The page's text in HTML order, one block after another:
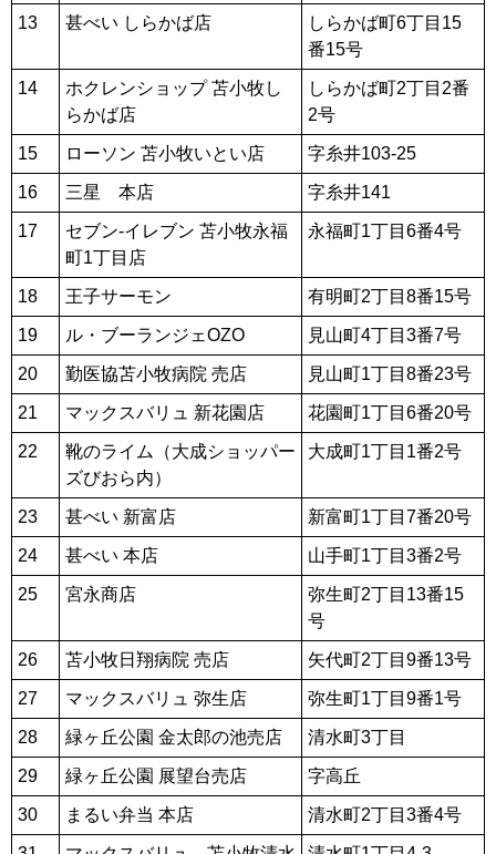
13 甚べい しらかば店
しらかば町6丁目15
番15号
14
ホクレンショップ 苫小牧し
らかば店
しらかば町2丁目2番
2号
15 ローソン 苫小牧いとい店 字糸井103-25
16 三星 本店 字糸井141
17
セブン‐イレブン 苫小牧永福
町1丁目店
永福町1丁目6番4号
18 王子サーモン 有明町2丁目8番15号
19 ル・ブーランジェOZO 見山町4丁目3番7号
20 勤医協苫小牧病院 売店 見山町1丁目8番23号
21 マックスバリュ 新花園店 花園町1丁目6番20号
22
靴のライム（大成ショッパー
ズびおら内）
大成町1丁目1番2号
23 甚べい 新富店 新富町1丁目7番20号
24 甚べい 本店 山手町1丁目3番2号
25 宮永商店
弥生町2丁目13番15
号
26 苫小牧日翔病院 売店 矢代町2丁目9番13号
27 マックスバリュ 弥生店 弥生町1丁目9番1号
28 緑ヶ丘公園 金太郎の池売店 清水町3丁目
29 緑ヶ丘公園 展望台売店 字高丘
30 まるい弁当 本店 清水町2丁目3番4号